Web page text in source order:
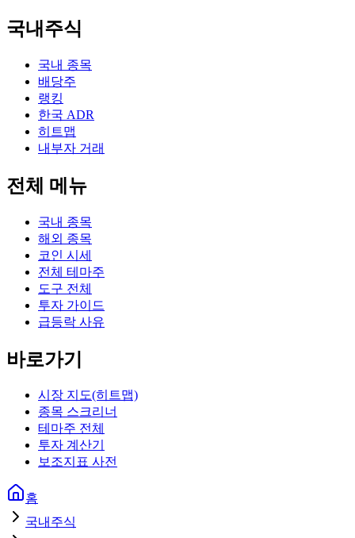
국내주식
국내 종목
배당주
랭킹
한국 ADR
히트맵
내부자 거래
전체 메뉴
국내 종목
해외 종목
코인 시세
전체 테마주
도구 전체
투자 가이드
급등락 사유
바로가기
시장 지도(히트맵)
종목 스크리너
테마주 전체
투자 계산기
보조지표 사전
홈
국내주식